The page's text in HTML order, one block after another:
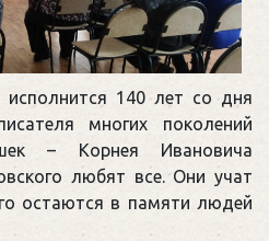
140 лет со дня
многих поколений
– Корнея Ивановича
любят все. Они учат
остаются в памяти людей